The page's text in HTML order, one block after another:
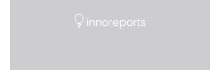
„QUAZAR“ mit insgesamt 1,15 Millionen Euro über vier